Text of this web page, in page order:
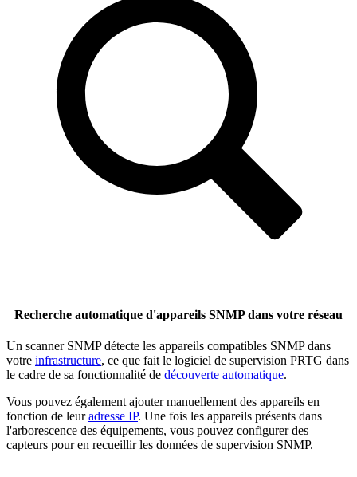
Recherche automatique d'appareils SNMP dans votre réseau
Un scanner SNMP détecte les appareils compatibles SNMP dans
votre infrastructure, ce que fait le logiciel de supervision PRTG dans
le cadre de sa fonctionnalité de découverte automatique.
Vous pouvez également ajouter manuellement des appareils en
fonction de leuradresse IP. Une fois les appareils présents dans
l'arborescence des équipements, vous pouvez configurer des
capteurs pour en recueillir les données de supervision SNMP.